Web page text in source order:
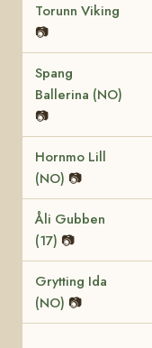
Torunn Viking
📷
Spang
Ballerina (NO)
📷
Hornmo Lill
(NO) 📷
Åli Gubben
(17) 📷
Grytting Ida
(NO) 📷